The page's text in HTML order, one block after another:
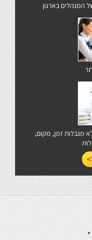
המנהלים בארגון
מגבלות זמן, מקום,